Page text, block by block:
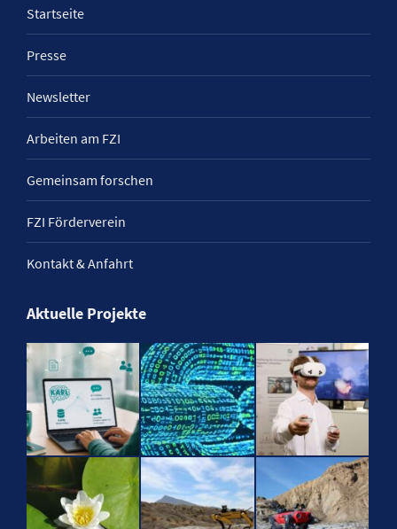
Startseite
Presse
Newsletter
Arbeiten am FZI
Gemeinsam forschen
FZI Förderverein
Kontakt & Anfahrt
Aktuelle Projekte